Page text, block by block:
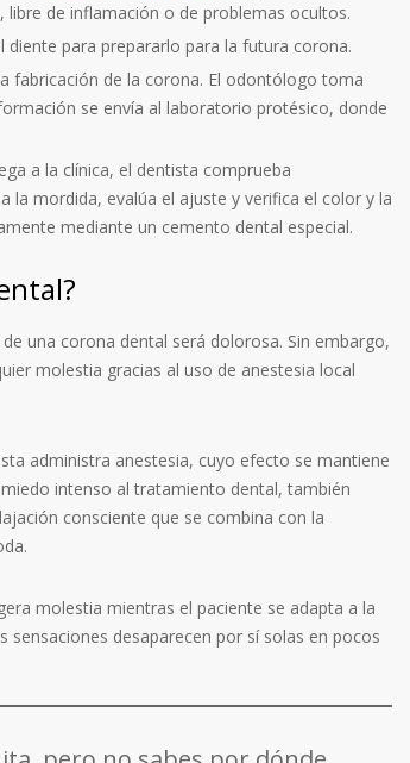
de inflamación o de problemas ocultos.
para prepararlo para la futura corona.
fabricación de la corona. El odontólogo toma
se envía al laboratorio protésico, donde
a la clínica, el dentista comprueba
la mordida, evalúa el ajuste y verifica el color y la
mediante un cemento dental especial.
una corona dental será dolorosa. Sin embargo,
molestia gracias al uso de anestesia local
administra anestesia, cuyo efecto se mantiene
intenso al tratamiento dental, también
consciente que se combina con la
molestia mientras el paciente se adapta a la
sensaciones desaparecen por sí solas en pocos